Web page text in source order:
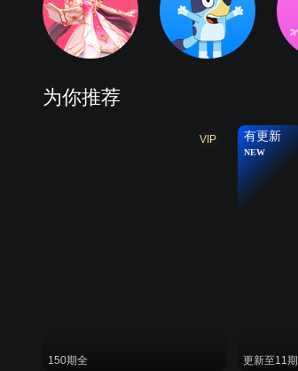
为你推荐
VIP
150期全
有更新
NEW
更新至11期